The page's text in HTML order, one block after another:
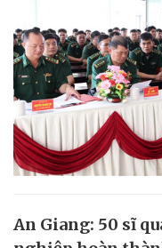
An Giang: 50 sĩ